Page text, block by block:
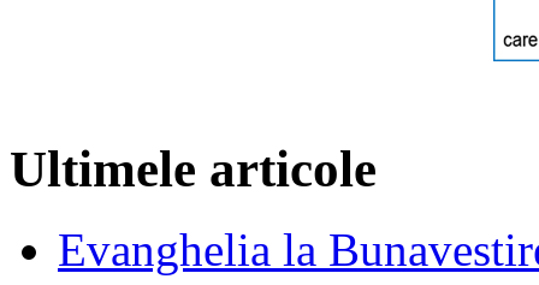
Ultimele articole
Evanghelia la